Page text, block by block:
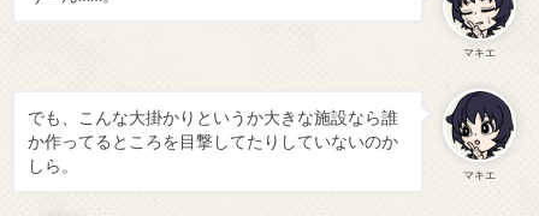
マキエ
マキエ
でも、こんな大掛かりというか大きな施設なら誰
か作ってるところを目撃してたりしていないのか
しら。